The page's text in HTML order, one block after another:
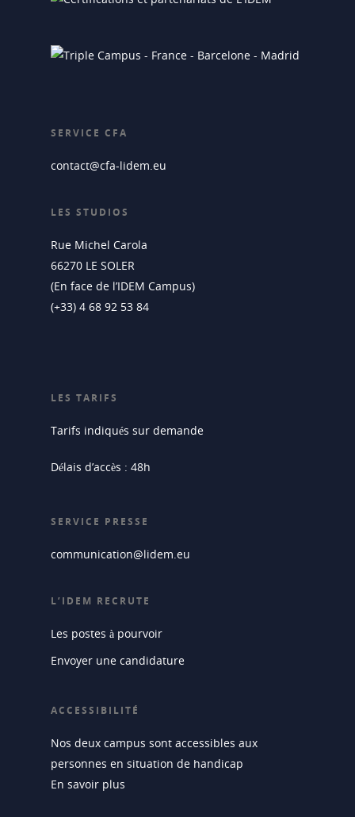
SERVICE CFA
contact@cfa-lidem.eu
LES STUDIOS
Rue Michel Carola
66270 LE SOLER
(En face de l’IDEM Campus)
(+33) 4 68 92 53 84
LES TARIFS
Tarifs indiqués sur demande
Délais d’accès : 48h
SERVICE PRESSE
communication@lidem.eu
L’IDEM RECRUTE
Les postes à pourvoir
Envoyer une candidature
ACCESSIBILITÉ
Nos deux campus sont accessibles aux
personnes en situation de handicap
En savoir plus